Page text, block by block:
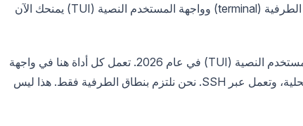
السار: هذه الفئة قد نضجت بسرعة. عدد قليل من عملاء الطرفية (terminal) وواجهة المستخدم النصية (TUI) يمنحك الآن
يغطي هذا الدليل أقوى عملاء REST للطرفية وواجهة المستخدم النصية (TUI) في عام 2026. تعمل كل أداة هنا في واجهة
الأوامر الخاصة بك (shell)، وتخزن الطلبات في ملفات محلية، وتعمل عبر SSH. نحن نلتزم بنطاق الطرفية فقط. هذا ليس